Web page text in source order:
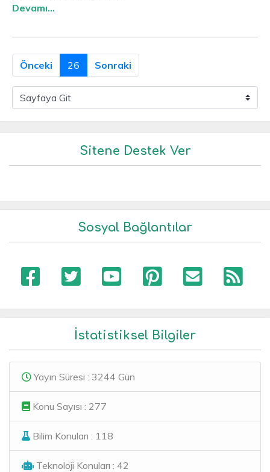
Devamı...
Önceki 26 Sonraki
Sitene Destek Ver
Sosyal Bağlantılar
İstatistiksel Bilgiler
Yayın Süresi : 3244 Gün
Konu Sayısı : 277
Bilim Konuları : 118
Teknoloji Konuları : 42